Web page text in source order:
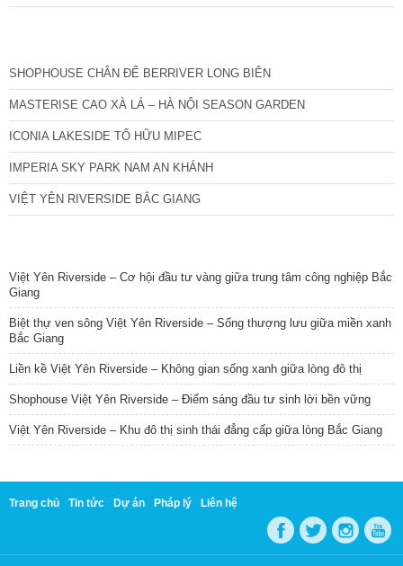
SHOPHOUSE CHÂN ĐẾ BERRIVER LONG BIÊN
MASTERISE CAO XÀ LÁ – HÀ NỘI SEASON GARDEN
ICONIA LAKESIDE TỐ HỮU MIPEC
IMPERIA SKY PARK NAM AN KHÁNH
VIỆT YÊN RIVERSIDE BẮC GIANG
Việt Yên Riverside – Cơ hội đầu tư vàng giữa trung tâm công nghiệp Bắc
Giang
Biệt thự ven sông Việt Yên Riverside – Sống thượng lưu giữa miền xanh
Bắc Giang
Liền kề Việt Yên Riverside – Không gian sống xanh giữa lòng đô thị
Shophouse Việt Yên Riverside – Điểm sáng đầu tư sinh lời bền vững
Việt Yên Riverside – Khu đô thị sinh thái đẳng cấp giữa lòng Bắc Giang
Trang chủ Tin tức Dự án Pháp lý Liên hệ